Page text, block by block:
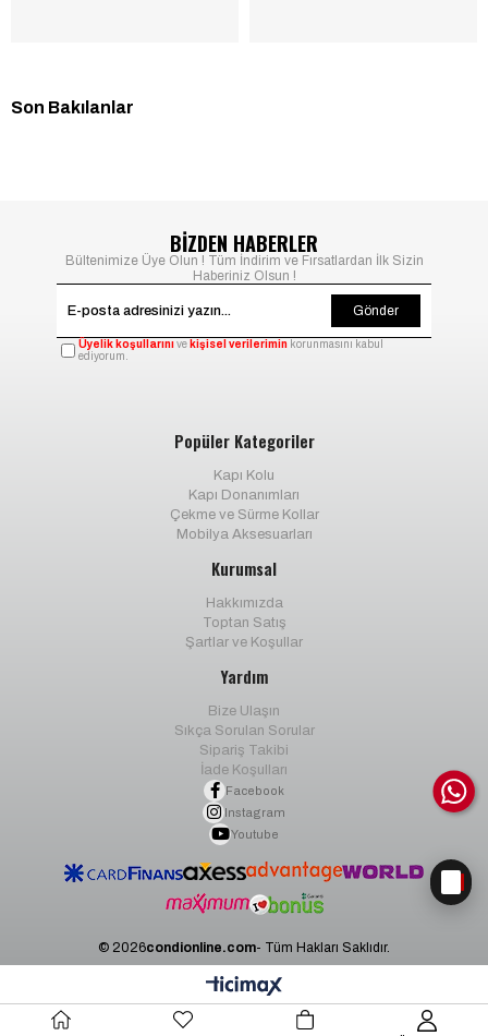
Son Bakılanlar
BİZDEN HABERLER
Bültenimize Üye Olun ! Tüm İndirim ve Fırsatlardan İlk Sizin
Haberiniz Olsun !
Gönder
Üyelik koşullarınıve kişisel verilerimin korunmasını kabul
ediyorum.
Popüler Kategoriler
Kapı Kolu
Kapı Donanımları
Çekme ve Sürme Kollar
Mobilya Aksesuarları
Kurumsal
Hakkımızda
Toptan Satış
Şartlar ve Koşullar
Yardım
Bize Ulaşın
Sıkça Sorulan Sorular
Sipariş Takibi
İade Koşulları
Facebook
Instagram
Youtube
© 2026condionline.com- Tüm Hakları Saklıdır.